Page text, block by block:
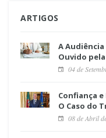
ARTIGOS
A
Ouvido
04 de
Confiança
O Caso do
08 de Abril